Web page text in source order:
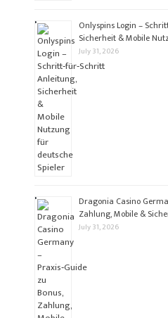
Onlyspins Login –
Sicherheit & Mobile
July 31, 2026
Dragonia Casino
Zahlung, Mobile &
July 31, 2026